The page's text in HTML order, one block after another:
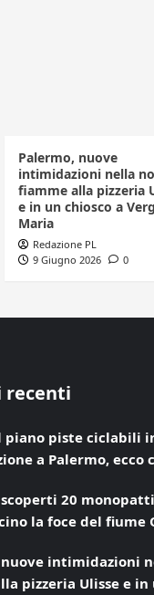
Palermo, nuove
intimidazioni nella
fiamme alla pizzeria
e in un chiosco a
Maria
Redazione PL
9 Giugno 2026
0
recenti
piano piste ciclabili
a Palermo, ecco
scoperti 20
la foce del fiume
nuove intimidazioni
pizzeria Ulisse e in